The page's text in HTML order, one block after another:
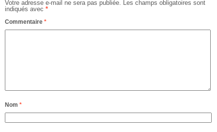
Votre adresse e-mail ne sera pas publiée. Les champs obligatoires sont
indiqués avec *
Commentaire *
Nom *